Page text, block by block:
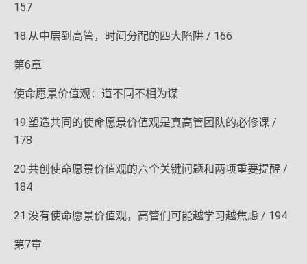
157
18.从中层到高管，时间分配的四大陷阱 / 166
第6章
使命愿景价值观：道不同不相为谋
19.塑造共同的使命愿景价值观是真高管团队的必修课 /
178
20.共创使命愿景价值观的六个关键问题和两项重要提醒 /
184
21.没有使命愿景价值观，高管们可能越学习越焦虑 / 194
第7章